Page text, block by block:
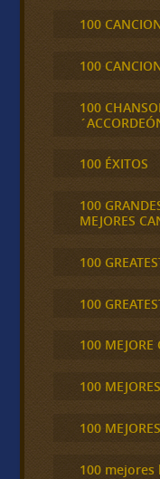
100
100
100
100 ÉXITOS
100
MEJORES
100
100
100 MEJORE
100 MEJORES
100
100